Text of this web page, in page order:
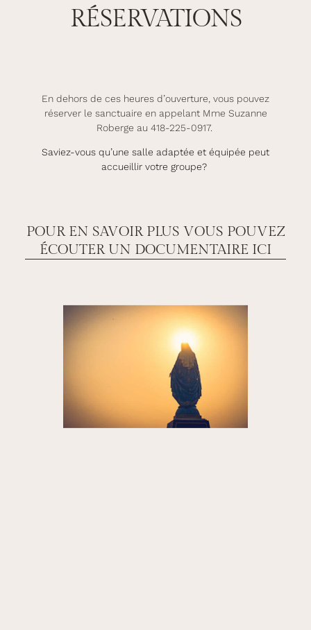
RÉSERVATIONS
En dehors de ces heures d’ouverture, vous pouvez
réserver le sanctuaire en appelant Mme Suzanne
Roberge au 418-225-0917.
Saviez-vous qu’une salle adaptée et équipée peut
accueillir votre groupe?
POUR EN SAVOIR PLUS VOUS POUVEZ
ÉCOUTER UN DOCUMENTAIRE ICI